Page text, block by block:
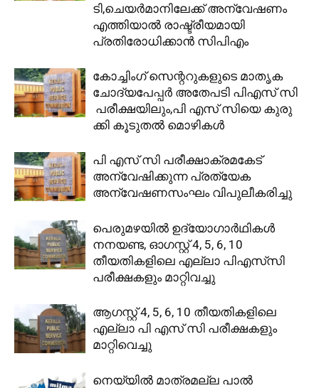
ടി,ചെയർമാനിലേക്ക് അന്വേഷണം
എത്തിയാൽ രാഷ്ട്രീയമായി
പ്രതിരോധിക്കാൻ സിപിഎം
കോച്ചിംഗ് സെന്ററുകളുടെ മാതൃക
ചോദ്യപേപ്പർ അതേപടി പിഎസ് സി
പരീക്ഷയിലും,പി എസ് സിയെ കുരു
ക്കി കൂടുതൽ മൊഴികൾ
പി എസ് സി പരീക്ഷാക്രമകേട്
അന്വേഷിക്കുന്ന പ്രത്യേക
അന്വേഷണസംഘം വിപുലീകരിച്ചു
പെരുമഴയിൽ ഉദ്യോഗാർഥികൾ
നനയണ്ട, ഓഗസ്റ്റ് 4, 5, 6, 10
തീയതികളിലെ എല്ലാ പിഎസ്‌സി
പരീക്ഷകളും മാറ്റിവച്ചു
ആഗസ്റ്റ് 4, 5, 6, 10 തീയതികളിലെ
എല്ലാ പി എസ്‌ സി പരീക്ഷകളും
മാറ്റിവെച്ചു
നെയ്യിൽ മാത്രമല്ല പാൽ